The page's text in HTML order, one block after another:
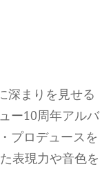
深まりを見せる
ー10周年アルバ
プロデュースを
表現力や音色を